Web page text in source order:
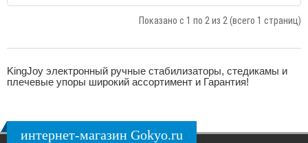
Показано с 1 по 2 из 2 (всего 1 страниц)
KingJoy электронный ручные стабилизаторы, стедикамы и
плечевые упоры широкий ассортимент и Гарантия!
интернет-магазин Gokyo.ru